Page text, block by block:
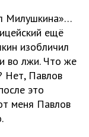
Милушкина»…
ещё
изобличил
во лжи. Что же
Нет, Павлов
это
меня Павлов